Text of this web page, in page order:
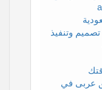
وتنفيذ
عربى في